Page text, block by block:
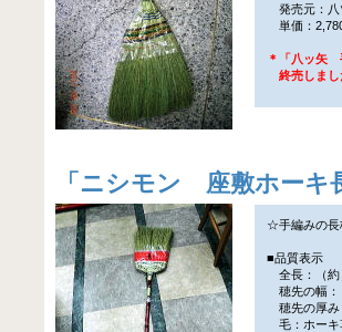
発売元：八
単価：
＊「八ッ矢
終売しまし
「 ニシモン 座敷ホーキ
☆手編みの長
■品質表示
全長：（約
穂先の幅：
穂先の厚み
毛：ホーキ